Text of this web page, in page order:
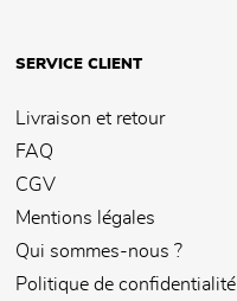
SERVICE CLIENT
Livraison et retour
FAQ
CGV
Mentions légales
Qui sommes-nous ?
Politique de confidentialité